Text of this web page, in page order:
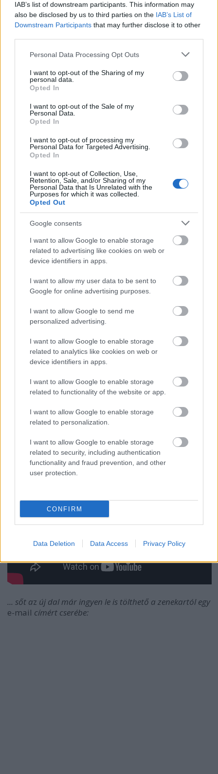
IAB’s list of downstream participants. This information may
also be disclosed by us to third parties on the IAB’s List of
Downstream Participants that may further disclose it to other
Please note that this website/app uses one or more Google
not limited to your visit or usage behaviour. You may click to
grant or deny consent to Google and its third-party tags to
use your data for below specified purposes in below Google
consent section.
Personal Data Processing Opt Outs
I want to opt-out of the Sharing of my
personal data.
Opted In
I want to opt-out of the Sale of my
Personal Data.
Opted In
I want to opt-out of processing my
Personal Data for Targeted Advertising.
Opted In
I want to opt-out of Collection, Use,
Retention, Sale, and/or Sharing of my
Personal Data that Is Unrelated with the
Purposes for which it was collected.
Opted Out
Google consents
I want to allow Google to enable storage
related to advertising like cookies on web or
device identifiers in apps.
I want to allow my user data to be sent to
Google for online advertising purposes.
I want to allow Google to send me
personalized advertising.
I want to allow Google to enable storage
related to analytics like cookies on web or
device identifiers in apps.
I want to allow Google to enable storage
related to functionality of the website or app.
I want to allow Google to enable storage
related to personalization.
I want to allow Google to enable storage
related to security, including authentication
functionality and fraud prevention, and other
user protection.
CONFIRM
Data Deletion Data Access Privacy Policy
http://yeasayer.net
megérkezett egy videó, ami nem igazi klip, hanem egy
kis „háttérkép drogozáshoz”– ahogy a zenekar és a
FRISSÍTÉS 2:június 21-én is érkezett egy újabb
háttérkép drogozáshoz ” típusú YouTube-videó, de
alatta/fölötte már aFragrant Worldcímű harmadik
album egy vadonatúj száma, a
Longevityhallható...
... sőt az új dal már ingyen le is tölthető a zenekartól egy
e-mail címért cserébe: